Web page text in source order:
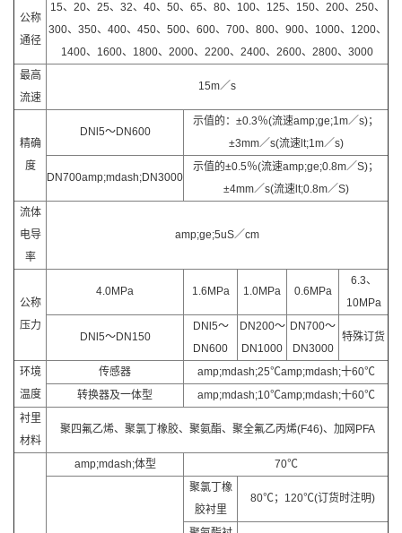
公称
通径
15、20、25、32、40、50、65、80、100、125、150、200、250、
300、350、400、450、500、600、700、800、900、1000、1200、
1400、1600、1800、2000、2200、2400、2600、2800、3000
最高
流速
15m／s
精确
度
DNl5～DN600
示值的：±0.3％(流速amp;ge;1m／s)；
±3mm／s(流速lt;1m／s)
DN700amp;mdash;DN3000
示值的±0.5％(流速amp;ge;0.8m／S)；
±4mm／s(流速lt;0.8m／S)
流体
电导
率
amp;ge;5uS／cm
公称
压力
4.0MPa 1.6MPa 1.0MPa 0.6MPa
6.3、
10MPa
DNl5～DN150
DNl5～
DN600
DN200～
DN1000
DN700～
DN3000
特殊订货
环境
温度
传感器
amp;mdash;25℃amp;mdash;十60℃
转换器及一体型
amp;mdash;10℃amp;mdash;十60℃
衬里
材料
聚四氟乙烯、聚氯丁橡胶、聚氨酯、聚全氟乙丙烯(F46)、加网PFA
amp;mdash;体型 70℃
聚氯丁橡
胶衬里
80℃；120℃(订货时注明)